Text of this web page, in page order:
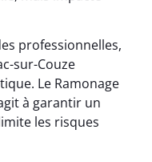
professionnelles,
sur-Couze
Le Ramonage
à garantir un
les risques